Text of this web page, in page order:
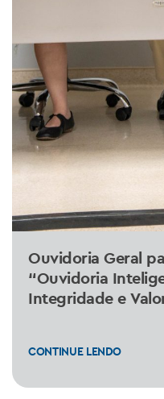
Ouvidoria Geral
“Ouvidoria
Integridade e
CONTINUE LENDO